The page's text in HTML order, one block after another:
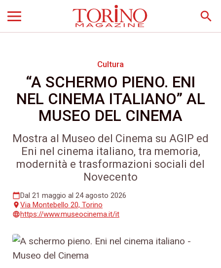
search
Cultura
“A SCHERMO PIENO. ENI
NEL CINEMA ITALIANO” AL
MUSEO DEL CINEMA
Mostra al Museo del Cinema su AGIP ed
Eni nel cinema italiano, tra memoria,
modernità e trasformazioni sociali del
Novecento
calendar_todayDal 21 maggio al 24 agosto 2026
placeVia Montebello 20, Torino
languagehttps://www.museocinema.it/it